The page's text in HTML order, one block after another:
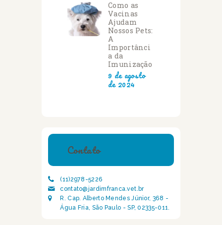
Como as
Vacinas
Ajudam
Nossos Pets:
A
Importânci
a da
Imunização
9 de agosto
de 2024
Contato
(11)2978-5226
contato@jardimfranca.vet.br
R. Cap. Alberto Mendes Júnior, 368 -
Água Fria, São Paulo - SP, 02335-011.